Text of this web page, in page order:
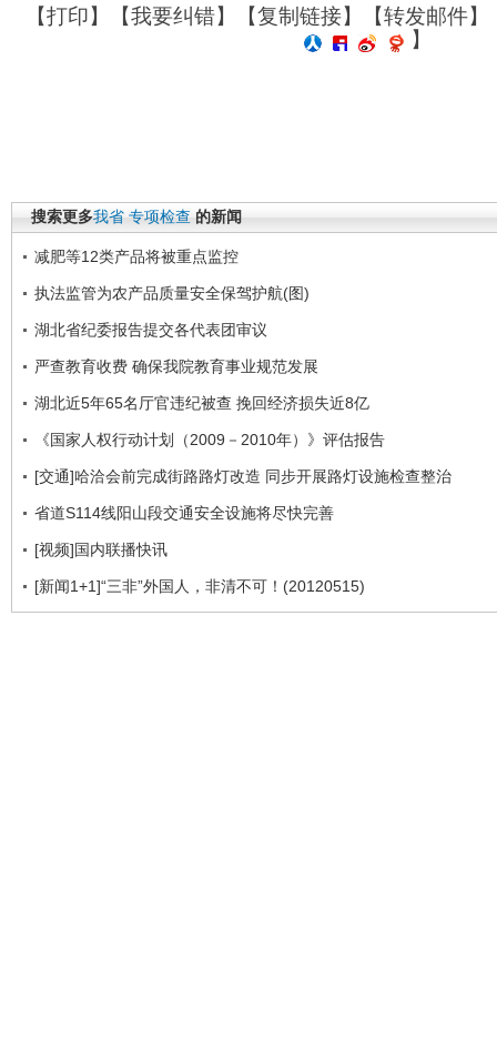
【打印】【我要纠错】【复制链接】【转发邮件】
】
搜索更多我省 专项检查 的新闻
减肥等12类产品将被重点监控
执法监管为农产品质量安全保驾护航(图)
湖北省纪委报告提交各代表团审议
严查教育收费 确保我院教育事业规范发展
湖北近5年65名厅官违纪被查 挽回经济损失近8亿
《国家人权行动计划（2009－2010年）》评估报告
[交通]哈洽会前完成街路路灯改造 同步开展路灯设施检查整治
省道S114线阳山段交通安全设施将尽快完善
[视频]国内联播快讯
[新闻1+1]“三非”外国人，非清不可！(20120515)